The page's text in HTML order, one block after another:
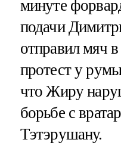
минуте
подачи
отправил мяч
протест у
что Жиру
борьбе с
Тэтэрушану.